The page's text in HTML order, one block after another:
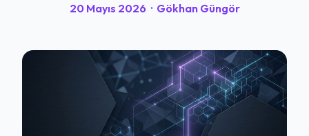
20 Mayıs 2026 · Gökhan Güngör